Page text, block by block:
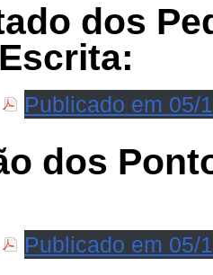
dos
Publicado em 05/
dos
Publicado em 05/